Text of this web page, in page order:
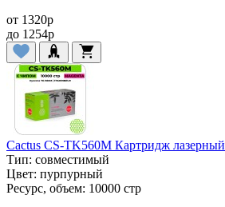
от 1320p
до 1254p
Cactus CS-TK560M Картридж лазерный
Тип: совместимый
Цвет: пурпурный
Ресурс, объем: 10000 стр